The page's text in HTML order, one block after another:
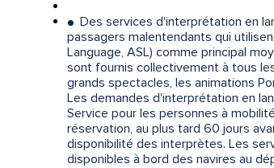
● Des services d'interprétation en
passagers malentendants qui
Language, ASL) comme principal
sont fournis collectivement à tous
grands spectacles, les animations
Les demandes d'interprétation en
Service pour les personnes à
réservation, au plus tard 60 jours
disponibilité des interprètes. Les
disponibles à bord des navires au